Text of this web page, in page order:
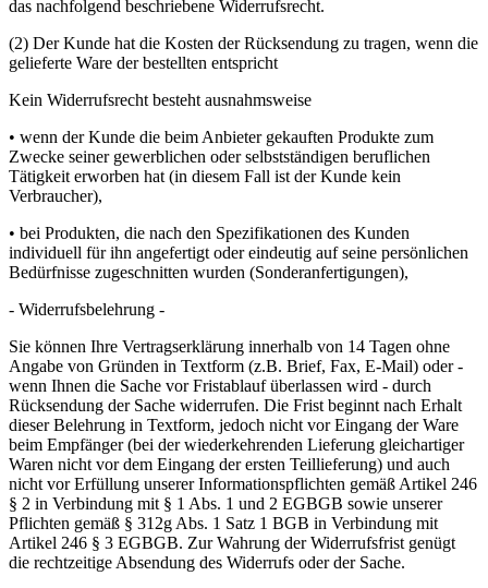
das nachfolgend beschriebene Widerrufsrecht.
(2) Der Kunde hat die Kosten der Rücksendung zu tragen, wenn die
gelieferte Ware der bestellten entspricht
Kein Widerrufsrecht besteht ausnahmsweise
• wenn der Kunde die beim Anbieter gekauften Produkte zum
Zwecke seiner gewerblichen oder selbstständigen beruflichen
Tätigkeit erworben hat (in diesem Fall ist der Kunde kein
Verbraucher),
• bei Produkten, die nach den Spezifikationen des Kunden
individuell für ihn angefertigt oder eindeutig auf seine persönlichen
Bedürfnisse zugeschnitten wurden (Sonderanfertigungen),
- Widerrufsbelehrung -
Sie können Ihre Vertragserklärung innerhalb von 14 Tagen ohne
Angabe von Gründen in Textform (z.B. Brief, Fax, E-Mail) oder -
wenn Ihnen die Sache vor Fristablauf überlassen wird - durch
Rücksendung der Sache widerrufen. Die Frist beginnt nach Erhalt
dieser Belehrung in Textform, jedoch nicht vor Eingang der Ware
beim Empfänger (bei der wiederkehrenden Lieferung gleichartiger
Waren nicht vor dem Eingang der ersten Teillieferung) und auch
nicht vor Erfüllung unserer Informationspflichten gemäß Artikel 246
§ 2 in Verbindung mit § 1 Abs. 1 und 2 EGBGB sowie unserer
Pflichten gemäß § 312g Abs. 1 Satz 1 BGB in Verbindung mit
Artikel 246 § 3 EGBGB. Zur Wahrung der Widerrufsfrist genügt
die rechtzeitige Absendung des Widerrufs oder der Sache.